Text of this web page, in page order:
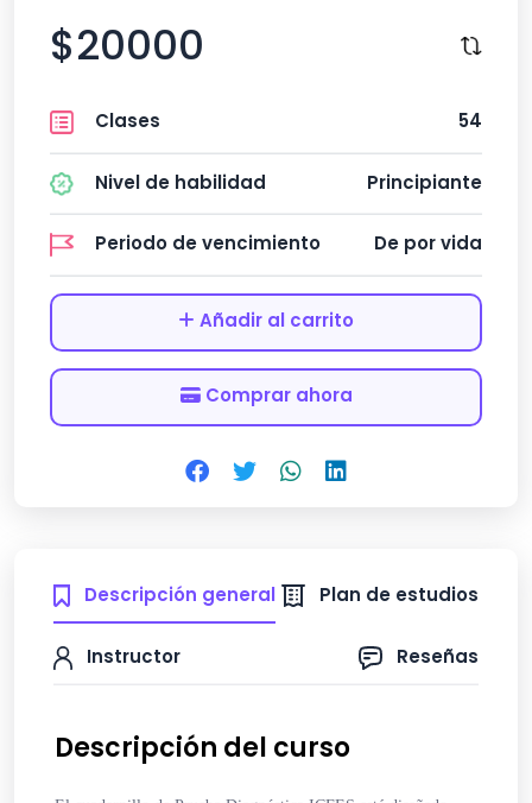
Descripción general Plan de estudios
Instructor Reseñas
Descripción del curso
$20000
Clases 54
Nivel de habilidad Principiante
Periodo de vencimiento De por vida
Añadir al carrito
Comprar ahora